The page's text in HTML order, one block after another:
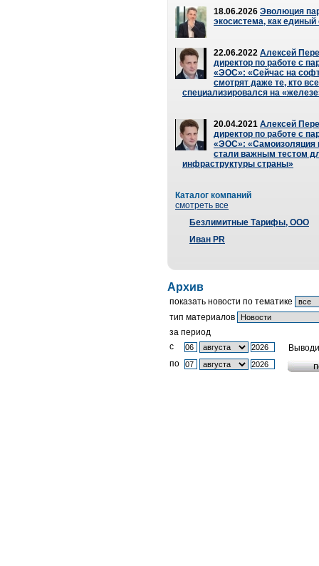
18.06.2026 Эволюция
экосистема, как единый
22.06.2022 Алексей
директор по работе с
«ЭОС»: «Сейчас на
смотрят даже те, кто
специализировался на
20.04.2021 Алексей
директор по работе с
«ЭОС»: «Самоизоляция
стали важным тестом
инфраструктуры страны»
Каталог компаний
смотреть все
Безлимитные Тарифы, ООО
Иван PR
Архив
показать новости по тематике
тип материалов
за период
c
по